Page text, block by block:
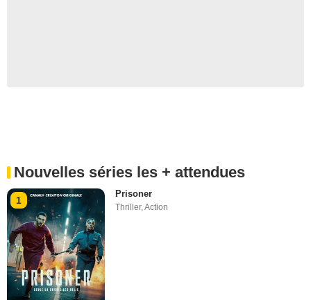
Nouvelles séries les + attendues
1
Prisoner
Thriller,Action